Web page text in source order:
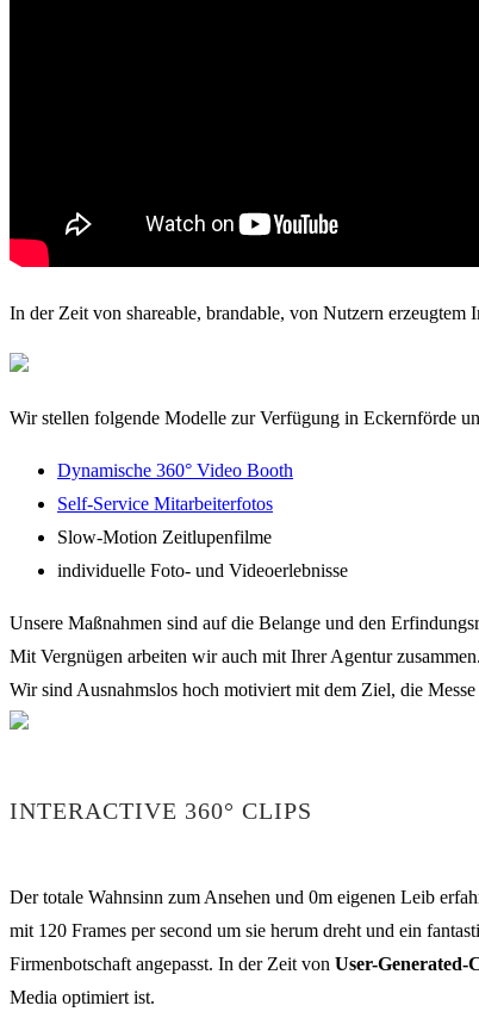
In der Zeit von shareable, brandable, von Nutzern erzeugtem
Wir stellen folgende Modelle zur Verfügung in Eckernförde
Dynamische 360° Video Booth
Self-Service Mitarbeiterfotos
Slow-Motion Zeitlupenfilme
individuelle Foto- und Videoerlebnisse
Unsere Maßnahmen sind auf die Belange und den
Mit Vergnügen arbeiten wir auch mit Ihrer Agentur zusammen.
Wir sind Ausnahmslos hoch motiviert mit dem Ziel, die
INTERACTIVE 360° CLIPS
Der totale Wahnsinn zum Ansehen und 0m eigenen Leib
mit 120 Frames per second um sie herum dreht und ein
Firmenbotschaft angepasst. In der Zeit von User-Generated-
Media optimiert ist.